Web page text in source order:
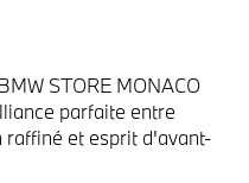
STORE MONACO
parfaite entre
et esprit d'avant-